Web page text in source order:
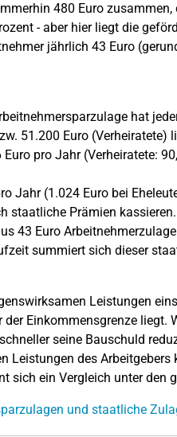
480 Euro
- aber hier liegt die
jährlich 43 Euro
hat
51.200 Euro (Verheiratete)
pro Jahr (Verheiratete:
Jahr (1.024 Euro bei
Prämien
43 Euro
summiert sich dieser
Leistungen
Einkommensgrenze liegt.
seine Bauschuld
Leistungen des
sich ein Vergleich unter den
und staatliche